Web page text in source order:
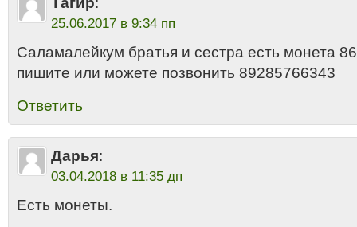
25.06.2017 в 9:34 пп
Саламалейкум братья и сестра есть монета
пишите или можете позвонить 89285766343
Ответить
Дарья:
03.04.2018 в 11:35 дп
Есть монеты.